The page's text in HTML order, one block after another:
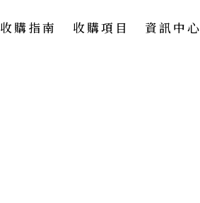
收購指南 收購項目 資訊中心